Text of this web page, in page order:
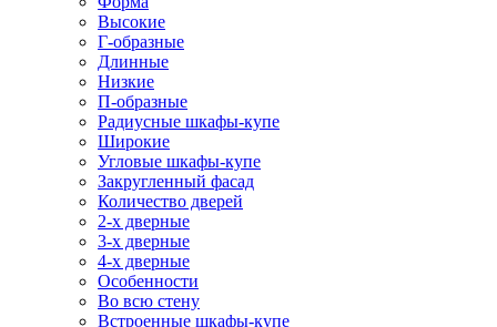
Высокие
Г-образные
Длинные
Низкие
П-образные
Радиусные шкафы-купе
Широкие
Угловые шкафы-купе
Закругленный фасад
Количество дверей
2-х дверные
3-х дверные
4-х дверные
Особенности
Во всю стену
Встроенные шкафы-купе